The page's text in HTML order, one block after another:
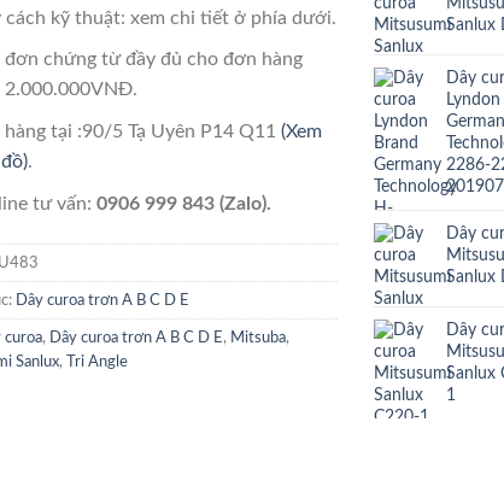
cách kỹ thuật: xem chi tiết ở phía dưới.
đơn chứng từ đầy đủ cho đơn hàng
2.000.000VNĐ.
hàng tại :90/5 Tạ Uyên P14 Q11 (Xem
.
tư vấn: 0906 999 843 (Zalo).
Dây curoa trơn A B C D E
curoa, Dây curoa trơn A B C D E , Mitsuba,
Sanlux, Tri Angle
Sanlux
Dây
2286-
Dây
Sanlux
Dây
Sanlux
1